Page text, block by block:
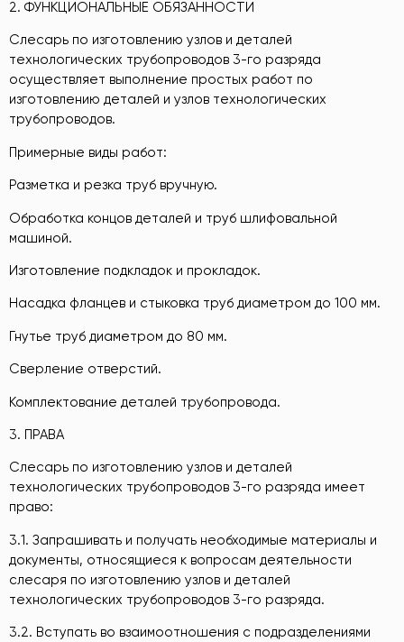
2. ФУНКЦИОНАЛЬНЫЕ ОБЯЗАННОСТИ
Слесарь по изготовлению узлов и деталей
технологических трубопроводов 3-го разряда
осуществляет выполнение простых работ по
изготовлению деталей и узлов технологических
трубопроводов.
Примерные виды работ:
Разметка и резка труб вручную.
Обработка концов деталей и труб шлифовальной
машиной.
Изготовление подкладок и прокладок.
Насадка фланцев и стыковка труб диаметром до 100 мм.
Гнутье труб диаметром до 80 мм.
Сверление отверстий.
Комплектование деталей трубопровода.
3. ПРАВА
Слесарь по изготовлению узлов и деталей
технологических трубопроводов 3-го разряда имеет
право:
3.1. Запрашивать и получать необходимые материалы и
документы, относящиеся к вопросам деятельности
слесаря по изготовлению узлов и деталей
технологических трубопроводов 3-го разряда.
3.2. Вступать во взаимоотношения с подразделениями